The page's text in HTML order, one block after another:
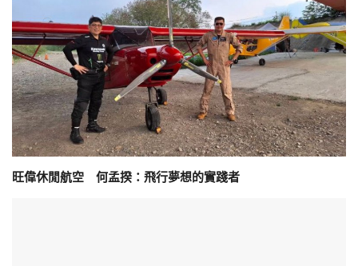
旺偉休閒航空 何孟揆：飛行夢想的實踐者